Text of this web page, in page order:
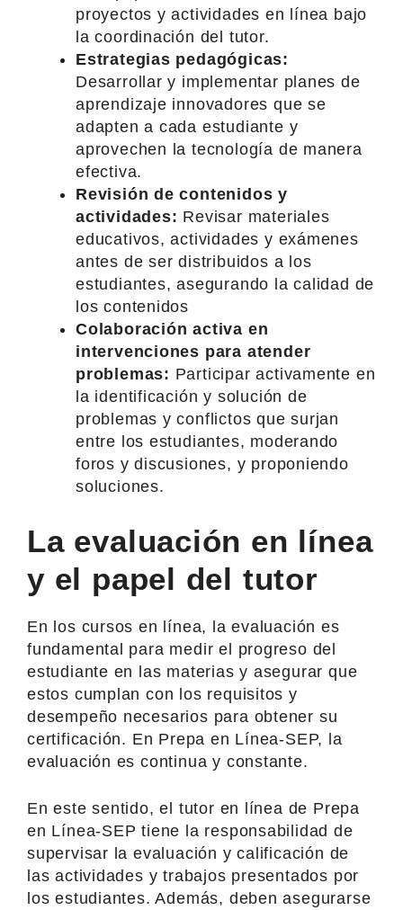
proyectos y actividades en línea bajo
la coordinación del tutor.
Estrategias pedagógicas:
Desarrollar y implementar planes de
aprendizaje innovadores que se
adapten a cada estudiante y
aprovechen la tecnología de manera
efectiva.
Revisión de contenidos y
actividades: Revisar materiales
educativos, actividades y exámenes
antes de ser distribuidos a los
estudiantes, asegurando la calidad de
los contenidos
Colaboración activa en
intervenciones para atender
problemas: Participar activamente en
la identificación y solución de
problemas y conflictos que surjan
entre los estudiantes, moderando
foros y discusiones, y proponiendo
soluciones.
La evaluación en línea
y el papel del tutor
En los cursos en línea, la evaluación es
fundamental para medir el progreso del
estudiante en las materias y asegurar que
estos cumplan con los requisitos y
desempeño necesarios para obtener su
certificación. En Prepa en Línea-SEP, la
evaluación es continua y constante.
En este sentido, el tutor en línea de Prepa
en Línea-SEP tiene la responsabilidad de
supervisar la evaluación y calificación de
las actividades y trabajos presentados por
los estudiantes. Además, deben asegurarse